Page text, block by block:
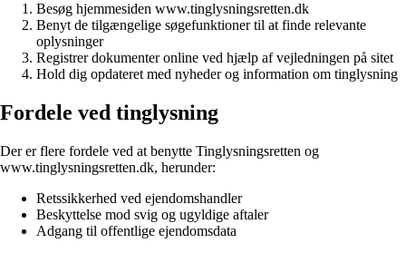
Besøg hjemmesiden www.tinglysningsretten.dk
Benyt de tilgængelige søgefunktioner til at finde relevante
oplysninger
Registrer dokumenter online ved hjælp af vejledningen på sitet
Hold dig opdateret med nyheder og information om tinglysning
Fordele ved tinglysning
Der er flere fordele ved at benytte Tinglysningsretten og
www.tinglysningsretten.dk, herunder:
Retssikkerhed ved ejendomshandler
Beskyttelse mod svig og ugyldige aftaler
Adgang til offentlige ejendomsdata